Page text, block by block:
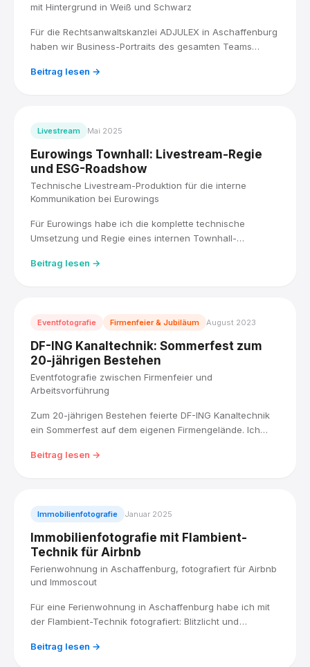
mit Hintergrund in Weiß und Schwarz
Für die Rechtsanwaltskanzlei ADJULEX in Aschaffenburg
haben wir Business-Portraits des gesamten Teams
fotografiert, mit einem einheitlichen Look in Weiß und
Beitrag lesen →
Livestream Mai 2025
Eurowings Townhall: Livestream-Regie
und ESG-Roadshow
Technische Livestream-Produktion für die interne
Kommunikation bei Eurowings
Für Eurowings habe ich die komplette technische
Umsetzung und Regie eines internen Townhall-
Mitarbeitende, mit drei Kameras und einem Blackmagic
Beitrag lesen →
Eventfotografie Firmenfeier & Jubiläum August 2023
DF-ING Kanaltechnik: Sommerfest zum
20-jährigen Bestehen
Eventfotografie zwischen Firmenfeier und
Arbeitsvorführung
Zum 20-jährigen Bestehen feierte DF-ING Kanaltechnik
ein Sommerfest auf dem eigenen Firmengelände. Ich
dokumentarischen Schwarz-Weiß-Vorführung der
Beitrag lesen →
Immobilienfotografie Januar 2025
Immobilienfotografie mit Flambient-
Technik für Airbnb
Ferienwohnung in Aschaffenburg, fotografiert für Airbnb
und Immoscout
Für eine Ferienwohnung in Aschaffenburg habe ich mit
der Flambient-Technik fotografiert: Blitzlicht und
natürlich wirken. Fertig geliefert in den Formaten, die
Beitrag lesen →